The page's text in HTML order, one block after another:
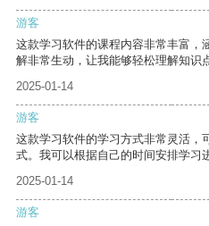
游客
这款学习软件的课程内容非常丰富，
解非常生动，让我能够轻松理解知识
2025-01-14
游客
这款学习软件的学习方式非常灵活，
式。我可以根据自己的时间安排学习
2025-01-14
游客